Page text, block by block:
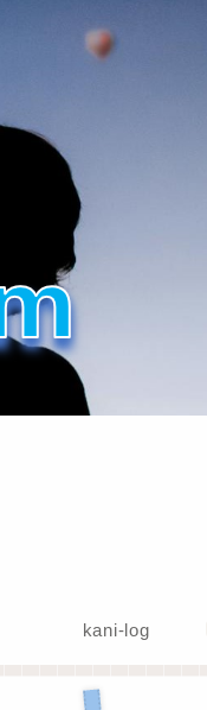
kani-log
教育用語